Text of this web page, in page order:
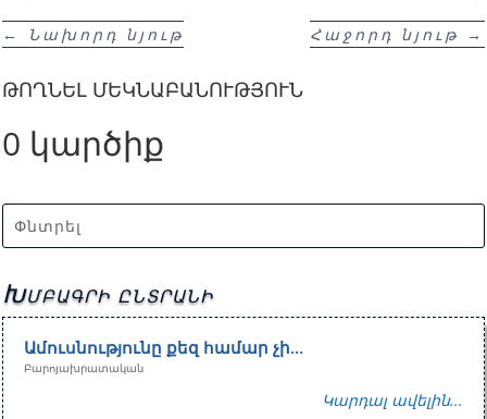
← Նախորդ նյութ Հաջորդ նյութ →
ԹՈՂՆԵԼ ՄԵԿՆԱԲԱՆՈՒԹՅՈՒՆ
0 կարծիք
Խմբագրի ընտրանի
Ամուսնությունը քեզ համար չի…
Բարոյախրատական
Կարդալ ավելին...